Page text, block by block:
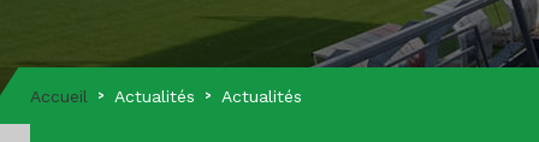
Accueil Actualités Actualités